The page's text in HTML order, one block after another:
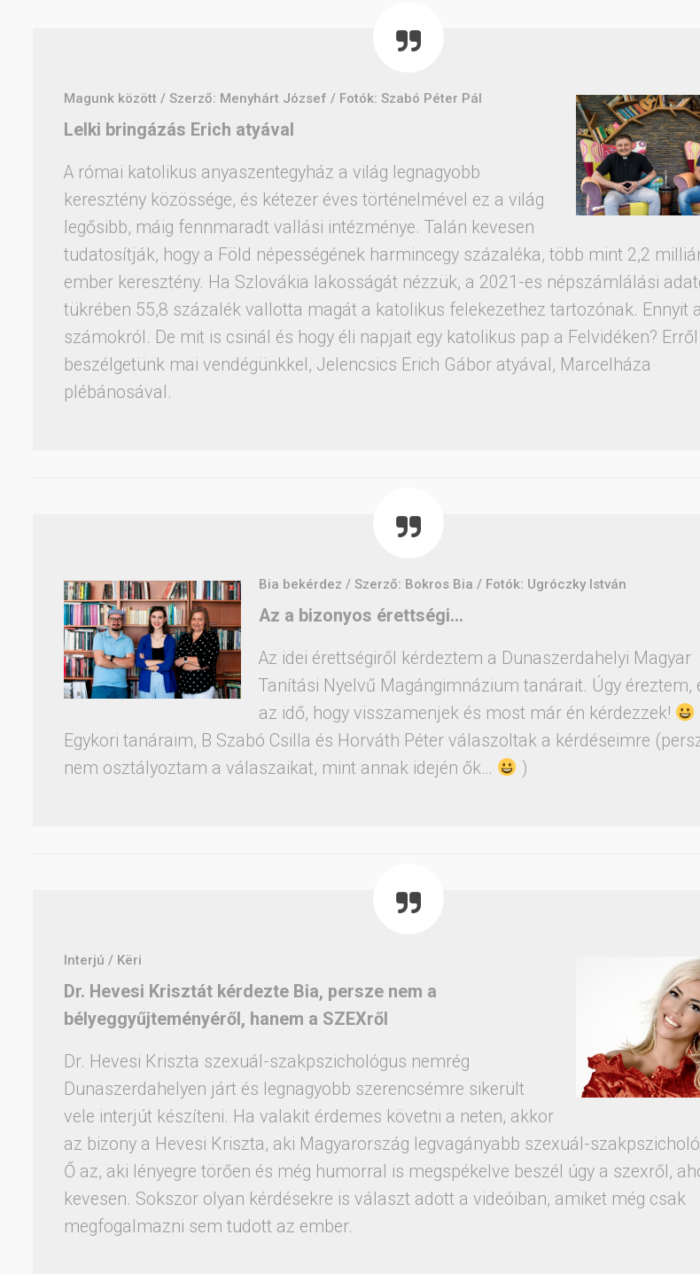
Magunk között / Szerző: Menyhárt József / Fotók: Szabó Péter Pál
Lelki bringázás Erich atyával
A római katolikus anyaszentegyház a világ legnagyobb
keresztény közössége, és kétezer éves történelmével ez a világ
legősibb, máig fennmaradt vallási intézménye. Talán kevesen
tudatosítják, hogy a Föld népességének harmincegy százaléka, több mint 2,2
ember keresztény. Ha Szlovákia lakosságát nézzük, a 2021-es népszámlálási
tükrében 55,8 százalék vallotta magát a katolikus felekezethez tartozónak. Ennyit a
számokról. De mit is csinál és hogy éli napjait egy katolikus pap a Felvidéken? Erről
beszélgetünk mai vendégünkkel, Jelencsics Erich Gábor atyával, Marcelháza
plébánosával.
Bia bekérdez / Szerző: Bokros Bia / Fotók: Ugróczky István
Az a bizonyos érettségi…
Az idei érettségiről kérdeztem a Dunaszerdahelyi Magyar
Tanítási Nyelvű Magángimnázium tanárait. Úgy éreztem,
az idő, hogy visszamenjek és most már én kérdezzek!
Egykori tanáraim, B Szabó Csilla és Horváth Péter válaszoltak a kérdéseimre
nem osztályoztam a válaszaikat, mint annak idején ők…
)
Interjú / Këri
Dr. Hevesi Krisztát kérdezte Bia, persze nem a
bélyeggyűjteményéről, hanem a SZEXről
Dr. Hevesi Kriszta szexuál-szakpszichológus nemrég
Dunaszerdahelyen járt és legnagyobb szerencsémre sikerült
vele interjút készíteni. Ha valakit érdemes követni a neten, akkor
az bizony a Hevesi Kriszta, aki Magyarország legvagányabb szexuál-
Ő az, aki lényegre törően és még humorral is megspékelve beszél úgy a szexről,
kevesen. Sokszor olyan kérdésekre is választ adott a videóiban, amiket még csak
megfogalmazni sem tudott az ember.